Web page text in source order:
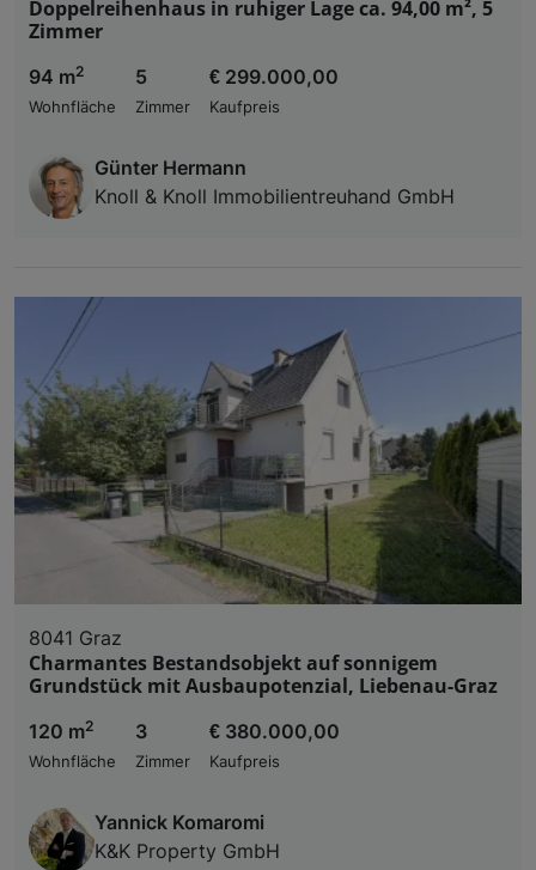
Doppelreihenhaus in ruhiger Lage ca. 94,00 m², 5
Zimmer
94 m2
Wohnfläche
5
Zimmer
€ 299.000,00
Kaufpreis
Günter Hermann
Knoll & Knoll Immobilientreuhand GmbH
8041 Graz
Charmantes Bestandsobjekt auf sonnigem
Grundstück mit Ausbaupotenzial, Liebenau-Graz
120 m2
Wohnfläche
3
Zimmer
€ 380.000,00
Kaufpreis
Yannick Komaromi
K&K Property GmbH